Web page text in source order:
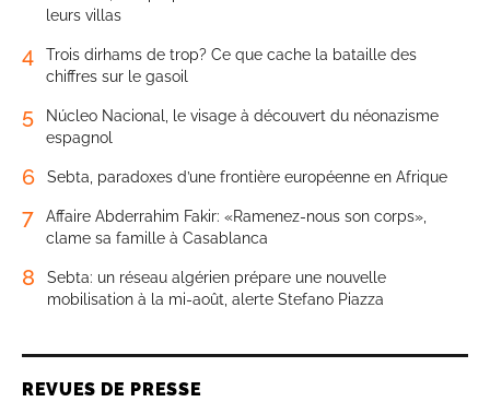
leurs villas
4
Trois dirhams de trop? Ce que cache la bataille des
chiffres sur le gasoil
5
Núcleo Nacional, le visage à découvert du néonazisme
espagnol
6 Sebta, paradoxes d’une frontière européenne en Afrique
7
Affaire Abderrahim Fakir: «Ramenez-nous son corps»,
clame sa famille à Casablanca
8
Sebta: un réseau algérien prépare une nouvelle
mobilisation à la mi-août, alerte Stefano Piazza
REVUES DE PRESSE